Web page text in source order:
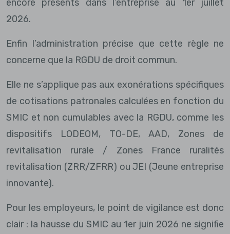
encore présents dans l’entreprise au 1er juillet
2026.
Enfin l’administration précise que cette règle ne
concerne que la RGDU de droit commun.
Elle ne s’applique pas aux exonérations spécifiques
de cotisations patronales calculées en fonction du
SMIC et non cumulables avec la RGDU, comme les
dispositifs LODEOM, TO-DE, AAD, Zones de
revitalisation rurale / Zones France ruralités
revitalisation (ZRR/ZFRR) ou JEI (Jeune entreprise
innovante).
Pour les employeurs, le point de vigilance est donc
clair : la hausse du SMIC au 1er juin 2026 ne signifie